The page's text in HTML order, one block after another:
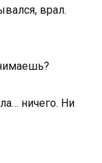
врал.
ничего. Ни